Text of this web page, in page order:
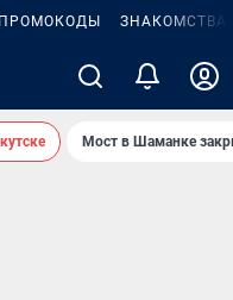
ПРОМОКОДЫ ЗНАКОМСТВА
Мост в Шаманке